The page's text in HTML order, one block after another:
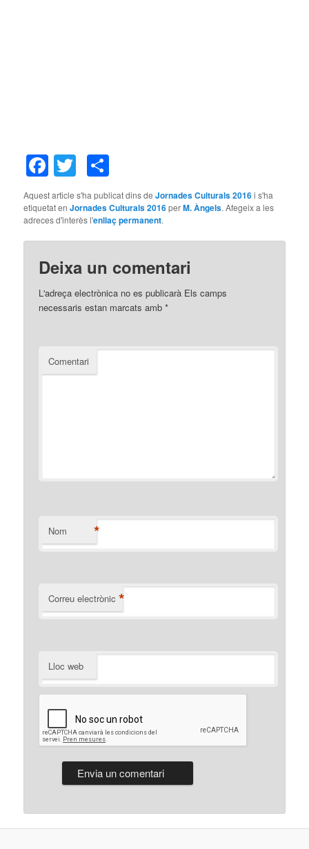
Facebook
Twitter
Aquest article s'ha publicat dins deJornades Culturals 2016i s'ha
etiquetat enJornades Culturals 2016perM. Àngels. Afegeix a les
adreces d'interès l'enllaç permanent.
Deixa un comentari
L'adreça electrònica no es publicarà Els camps
necessaris estan marcats amb*
Comentari
Nom *
Correu electrònic *
Lloc web